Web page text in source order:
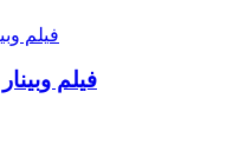
فیلم